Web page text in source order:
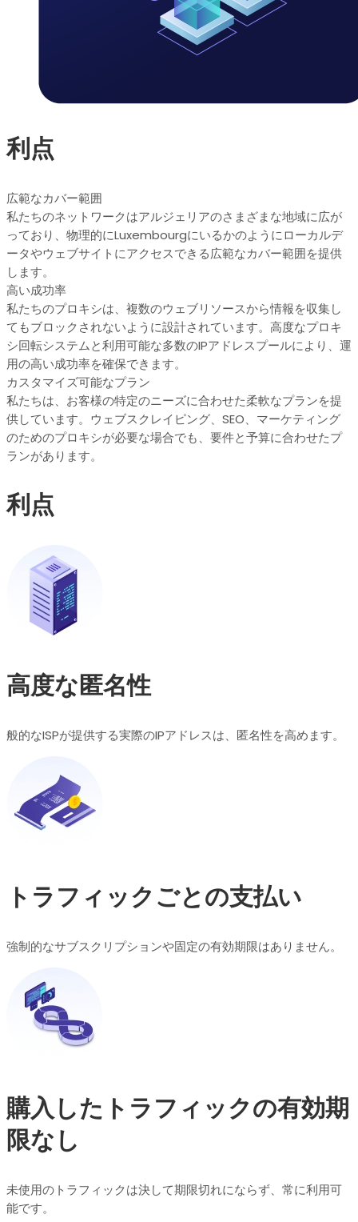
利点
広範なカバー範囲
私たちのネットワークはアルジェリアのさまざまな地域に広が
っており、物理的にLuxembourgにいるかのようにローカルデ
ータやウェブサイトにアクセスできる広範なカバー範囲を提供
します。
高い成功率
私たちのプロキシは、複数のウェブリソースから情報を収集し
てもブロックされないように設計されています。高度なプロキ
シ回転システムと利用可能な多数のIPアドレスプールにより、運
用の高い成功率を確保できます。
カスタマイズ可能なプラン
私たちは、お客様の特定のニーズに合わせた柔軟なプランを提
供しています。ウェブスクレイピング、SEO、マーケティング
のためのプロキシが必要な場合でも、要件と予算に合わせたプ
ランがあります。
利点
高度な匿名性
般的なISPが提供する実際のIPアドレスは、匿名性を高めます。
トラフィックごとの支払い
強制的なサブスクリプションや固定の有効期限はありません。
購入したトラフィックの有効期
限なし
未使用のトラフィックは決して期限切れにならず、常に利用可
能です。